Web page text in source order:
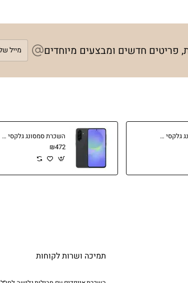
פריטים חדשים ומבצעים מיוחדים
מייל
שלך
השכרת סמסונג גלקסי A26
השכרת סמסונג גלקסי A36 - השכרת סמארטפונים דור 5
₪472
תמיכה ושרות לקוחות